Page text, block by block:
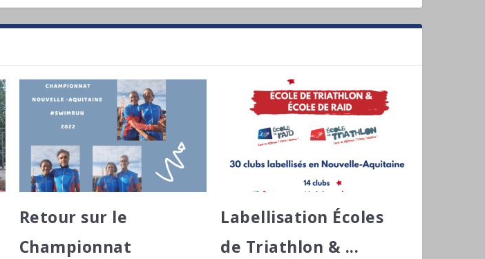
Retour sur le
Championnat
Labellisation Écoles
de Triathlon & ...